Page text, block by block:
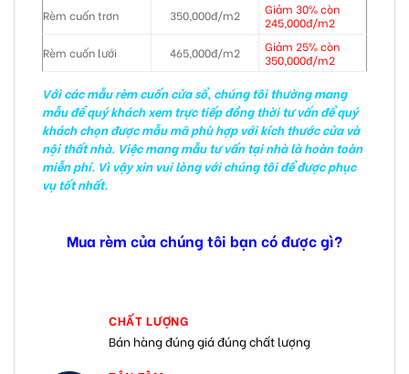
Rèm cuốn trơn 350,000đ/m2
Giảm 30% còn
245,000đ/m2
Rèm cuốn lưới
465,000đ/m2
Giảm 25% còn
350,000đ/m2
Với các mẫu rèm cuốn cửa sổ, chúng tôi thường mang
mẫu để quý khách xem trực tiếp đồng thời tư vấn để quý
khách chọn được mẫu mã phù hợp với kích thước cửa và
nội thất nhà. Việc mang mẫu tư vấn tại nhà là hoàn toàn
miễn phí. Vì vậy xin vui lòng với chúng tôi để được phục
vụ tốt nhất.
Mua rèm của chúng tôi bạn có được gì?
CHẤT LƯỢNG
Bán hàng đúng giá đúng chất lượng